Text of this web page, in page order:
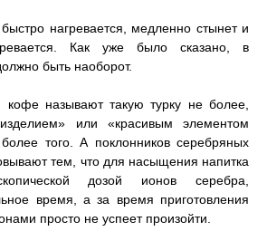
нагревается, медленно стынет и
Как уже было сказано, в
быть наоборот.
кофе называют такую турку не более,
или «красивым элементом
того. А поклонников серебряных
тем, что для насыщения напитка
дозой ионов серебра,
время, а за время приготовления
просто не успеет произойти.